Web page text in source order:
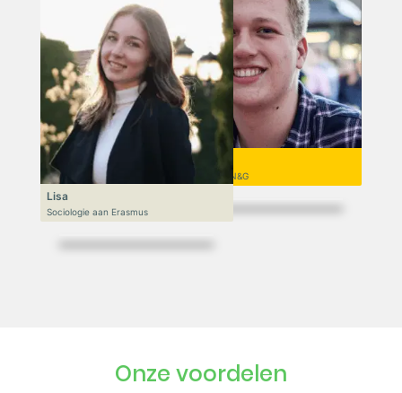
Niek
VWO 6, N&T/N&G
Lisa
Sociologie aan Erasmus
Onze voordelen